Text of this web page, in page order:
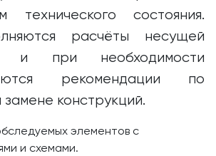
технического состояния.
расчёты несущей
и при необходимости
рекомендации по
конструкций.
элементов с
и схемами.